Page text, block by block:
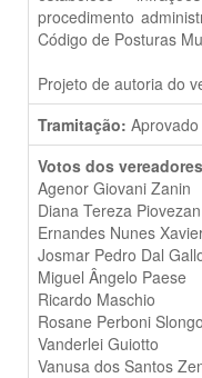
procedimento
Código de Posturas
Projeto de autoria do
Tramitação:
Votos dos vereadores
Agenor Giovani Zanin
Diana Tereza
Ernandes Nunes
Josmar Pedro Dal
Miguel Ângelo Paese
Ricardo Maschio
Rosane Perboni Slongo
Vanderlei Guiotto
Vanusa dos Santos